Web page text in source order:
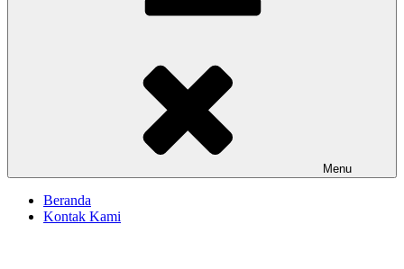
Menu
Beranda
Kontak Kami